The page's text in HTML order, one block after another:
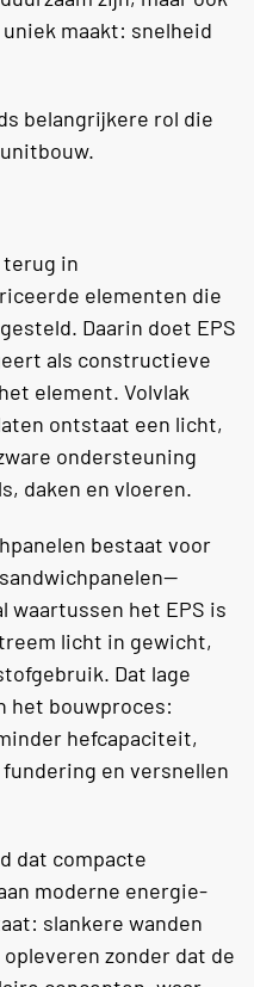
maakt: snelheid
belangrijkere rol die
in
elementen die
Daarin doet EPS
als constructieve
element. Volvlak
ontstaat een licht,
ondersteuning
daken en vloeren.
bestaat voor
waartussen het EPS is
licht in gewicht,
Dat lage
het bouwproces:
hefcapaciteit,
en versnellen
dat compacte
moderne energie-
slankere wanden
zonder dat de